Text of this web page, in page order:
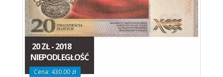
20 ZŁ - 2018
NIEPODLEGŁOŚĆ
Cena: 430.00 zł